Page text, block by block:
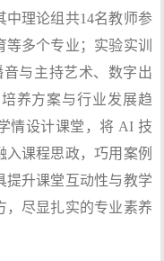
中理论组共14名教师参
多个专业；实验实训
与主持艺术、数字出
养方案与行业发展趋
情设计课堂，将 AI 技
课程思政，巧用案例
提升课堂互动性与教学
，尽显扎实的专业素养